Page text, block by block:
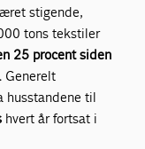
stigende,
tons tekstiler
25 procent siden
Generelt
husstandene til
hvert år fortsat i